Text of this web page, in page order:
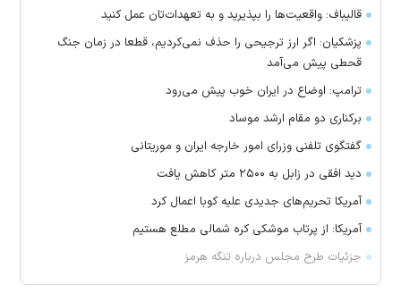
قالیباف: واقعیت‌ها را بپذیرید و به تعهدات‌تان عمل کنید
پزشکیان: اگر ارز ترجیحی را حذف نمی‌کردیم، قطعا در زمان جنگ
قحطی پیش می‌آمد
ترامپ: اوضاع در ایران خوب پیش می‌رود
برکناری دو مقام ارشد موساد
گفتگوی تلفنی وزرای امور خارجه ایران و موریتانی
دید افقی در زابل به ۲۵۰۰ متر کاهش یافت
آمریکا تحریم‌های جدیدی علیه کوبا اعمال کرد
آمریکا: از پرتاب موشکی کره شمالی مطلع هستیم
جزئیات طرح مجلس درباره تنگه هرمز